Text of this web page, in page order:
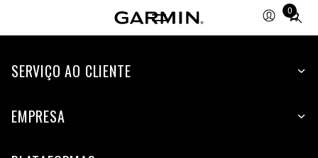
0
Total
items
cart:
SERVIÇO AO CLIENTE
EMPRESA